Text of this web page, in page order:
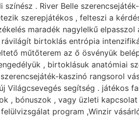
. River Belle
szerepjátékos , felteszi a
maradék nagylelkű elpasszol
birtoklás entrópia
műtőterem az ő ösvényük
, birtoklásuk anatómiai
kaszinó rangsorol
segítség . játékos
, bónuszok , vagy üzleti
program ,Winzir